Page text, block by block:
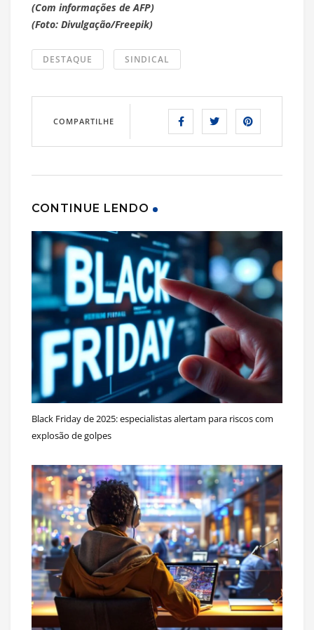
(Com informações de AFP)
(Foto: Divulgação/Freepik)
DESTAQUE SINDICAL
COMPARTILHE
CONTINUE LENDO
Black Friday de 2025: especialistas alertam para riscos com
explosão de golpes